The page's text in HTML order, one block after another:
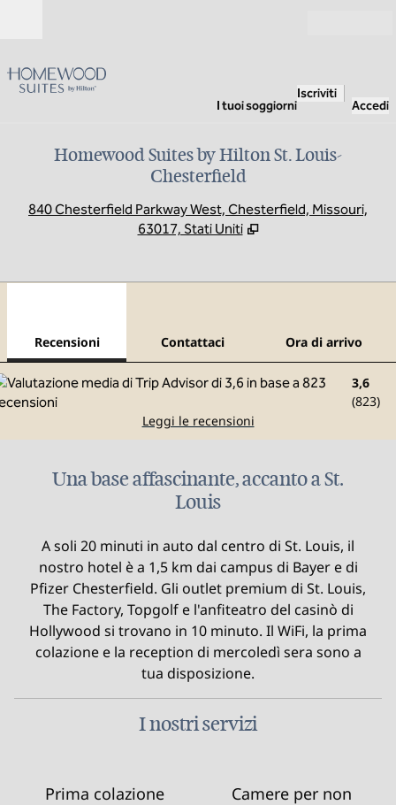
I tuoi soggiorni
Iscriviti
Accedi
Homewood Suites by Hilton St. Louis-
Chesterfield
840 Chesterfield Parkway West, Chesterfield, Missouri,
63017, Stati Uniti
Recensioni Contattaci Ora di arrivo
3,6
(823)
Leggi le recensioni
Una base affascinante, accanto a St.
Louis
A soli 20 minuti in auto dal centro di St. Louis, il
nostro hotel è a 1,5 km dai campus di Bayer e di
Pfizer Chesterfield. Gli outlet premium di St. Louis,
The Factory, Topgolf e l'anfiteatro del casinò di
Hollywood si trovano in 10 minuto. Il WiFi, la prima
colazione e la reception di mercoledì sera sono a
tua disposizione.
I nostri servizi
Prima colazione
Camere per non